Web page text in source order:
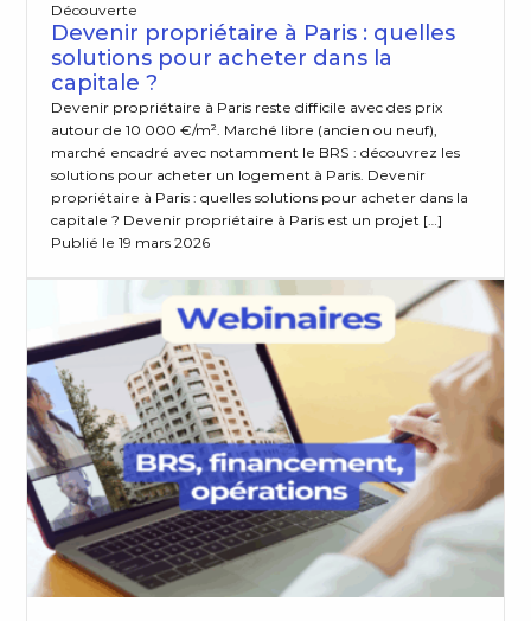
Devenir propriétaire à Paris : quelles
solutions pour acheter dans la
capitale ?
Découverte
Devenir propriétaire à Paris reste difficile avec des prix
autour de 10 000 €/m². Marché libre (ancien ou neuf),
marché encadré avec notamment le BRS : découvrez les
solutions pour acheter un logement à Paris. Devenir
propriétaire à Paris : quelles solutions pour acheter dans la
capitale ? Devenir propriétaire à Paris est un projet […]
Publié le 19 mars 2026